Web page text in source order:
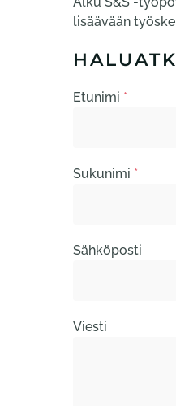
lisäävään
Etunimi *
Sukunimi *
Sähköposti
Viesti